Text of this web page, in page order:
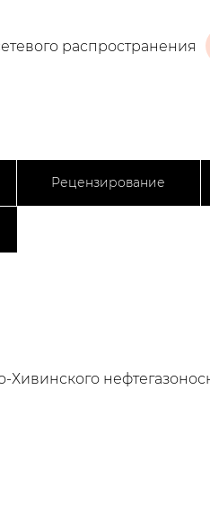
распространения
Рецензирование